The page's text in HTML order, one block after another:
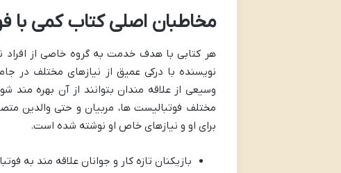
مخاطبان اصلی کتاب کمی با
هر کتابی با هدف خدمت به گروه خاصی از افراد
نویسنده با درکی عمیق از نیازهای مختلف در
وسیعی از علاقه مندان بتوانند از آن بهره
مختلف فوتبالیست ها، مربیان و حتی والدین
برای او و نیازهای خاص او نوشته شده است.
بازیکنان تازه کار و جوانان علاقه مند به